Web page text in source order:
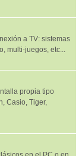
a TV: sistemas
multi-juegos, etc...
propia tipo
Casio, Tiger,